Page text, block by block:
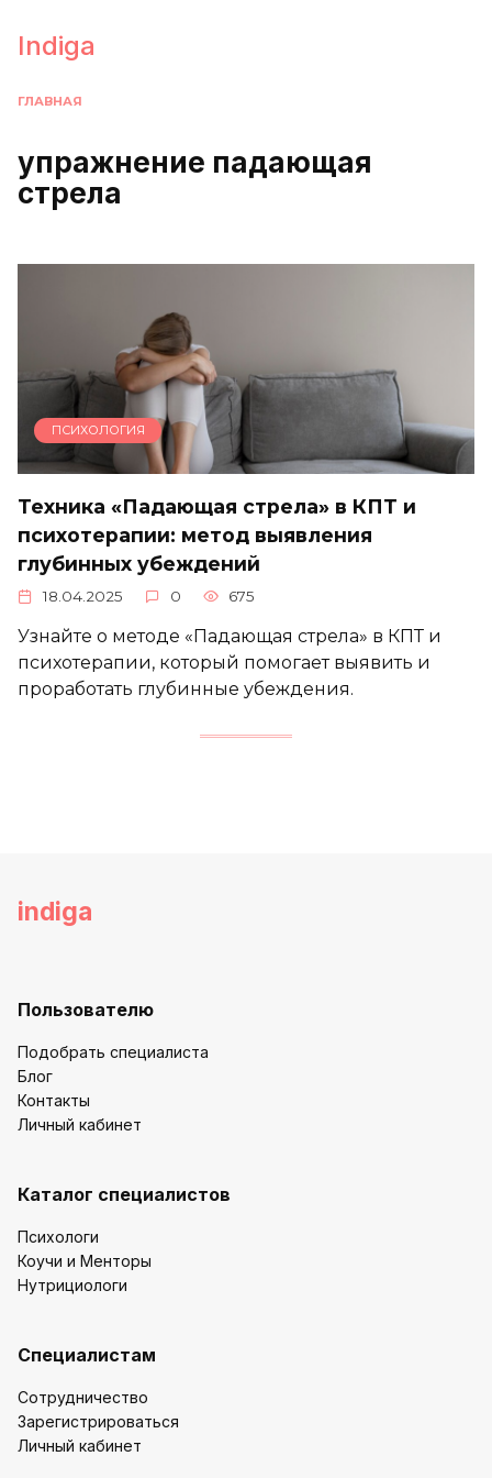
содержанию
Indiga
ГЛАВНАЯ
упражнение падающая
стрела
ПСИХОЛОГИЯ
Техника «Падающая стрела» в КПТ и
психотерапии: метод выявления
глубинных убеждений
18.04.2025 0 675
Узнайте о методе «Падающая стрела» в КПТ и
психотерапии, который помогает выявить и
проработать глубинные убеждения.
indiga
Пользователю
Подобрать специалиста
Блог
Контакты
Личный кабинет
Каталог специалистов
Психологи
Коучи и Менторы
Нутрициологи
Специалистам
Сотрудничество
Зарегистрироваться
Личный кабинет